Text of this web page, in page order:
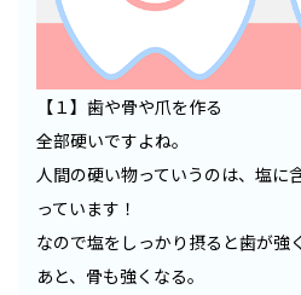
【１】歯や骨や爪を作る
全部硬いですよね。
人間の硬い物っていうのは、塩に
っています！
なので塩をしっかり摂ると歯が強
あと、骨も強くなる。